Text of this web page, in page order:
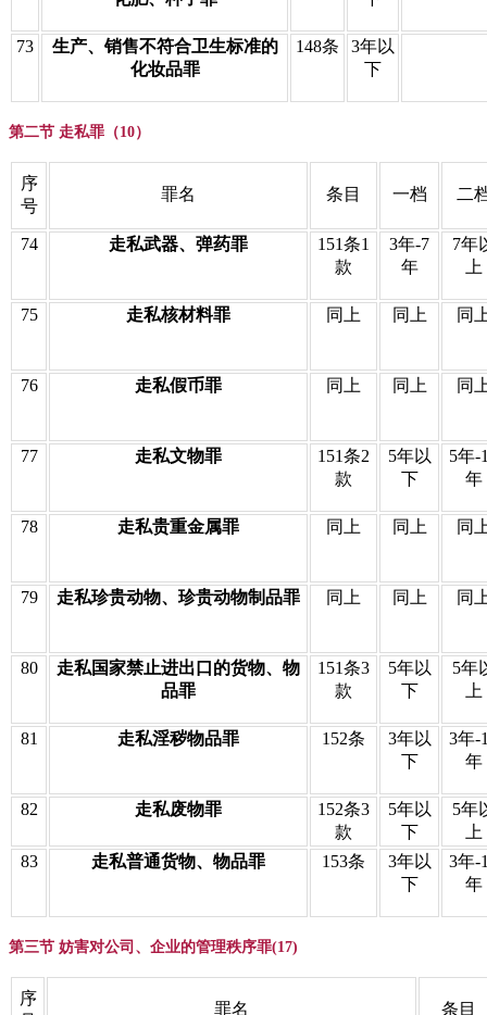
73
生产、销售不符合卫生标准的
化妆品罪
148条
3年以
下
第二节 走私罪（10）
序
号
罪名 条目 一档 二
74 走私武器、弹药罪
151条1
款
3年-7
年
7年
上
75 走私核材料罪 同上 同上 同
76 走私假币罪 同上 同上 同
77 走私文物罪
151条2
款
5年以
下
5年-
年
78 走私贵重金属罪 同上 同上 同
79 走私珍贵动物、珍贵动物制品罪 同上 同上 同
80
走私国家禁止进出口的货物、物
品罪
151条3
款
5年以
下
5年
上
81 走私淫秽物品罪 152条
3年以
下
3年-
年
82 走私废物罪
152条3
款
5年以
下
5年
上
83
走私普通货物、物品罪 153条
3年以
下
3年-
年
第三节 妨害对公司、企业的管理秩序罪(17)
序
罪名 条目